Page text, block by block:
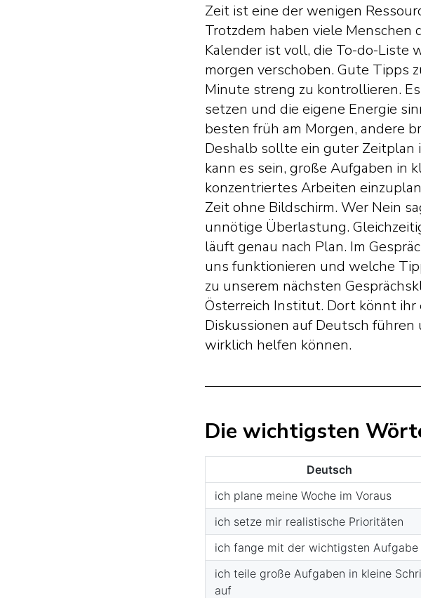
Zeit ist eine der wenigen
Trotzdem haben viele Menschen
Kalender ist voll, die To-do-Liste
morgen verschoben. Gute Tipps
Minute streng zu kontrollieren.
setzen und die eigene Energie
besten früh am Morgen, andere
Deshalb sollte ein guter Zeitplan
kann es sein, große Aufgaben in
konzentriertes Arbeiten
Zeit ohne Bildschirm. Wer Nein
unnötige Überlastung.
läuft genau nach Plan. Im
uns funktionieren und welche
zu unserem nächsten
Österreich Institut. Dort könnt
Diskussionen auf Deutsch
wirklich helfen können.
Die wichtigsten